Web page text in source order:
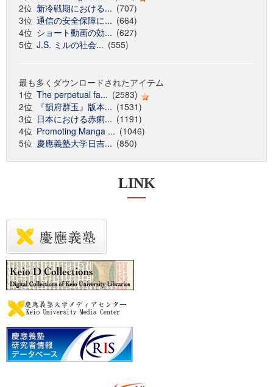
2位 新冷戦期における... (707)
3位 通信の安全保障に... (664)
4位 ショート動画の効... (627)
5位 J.S. ミルの社会... (555)
最も多くダウンロードされたアイテム
1位 The perpetual fa... (2583)
2位
『韻府群玉』版本... (1531)
3位 日本における赤痢... (1191)
4位 Promoting Manga ... (1046)
5位 慶應義塾大学日吉... (850)
LINK